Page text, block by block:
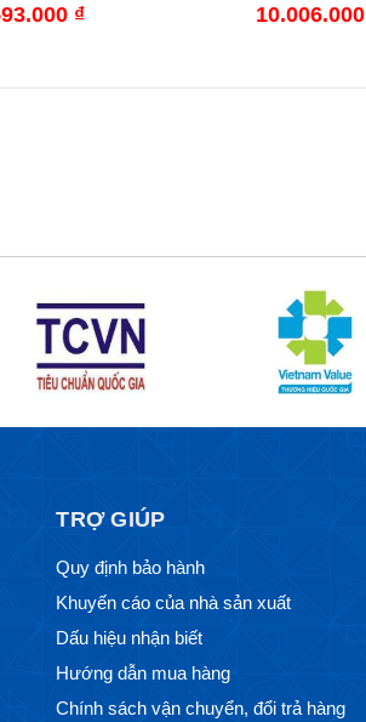
₫ 10.006.000
TRỢ GIÚP
Quy định bảo hành
Khuyến cáo của nhà sản xuất
Dấu hiệu nhận biết
Hướng dẫn mua hàng
Chính sách vận chuyển, đổi trả hàng